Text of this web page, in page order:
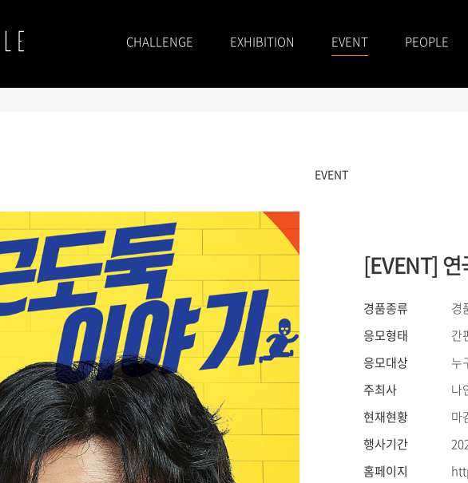
CHALLENGE EXHIBITION EVENT PEOPLE
EVENT
[EVENT]
경품종류
경
응모형태
간
응모대상
누
주최사
나
현재현황
마
행사기간
홈페이지